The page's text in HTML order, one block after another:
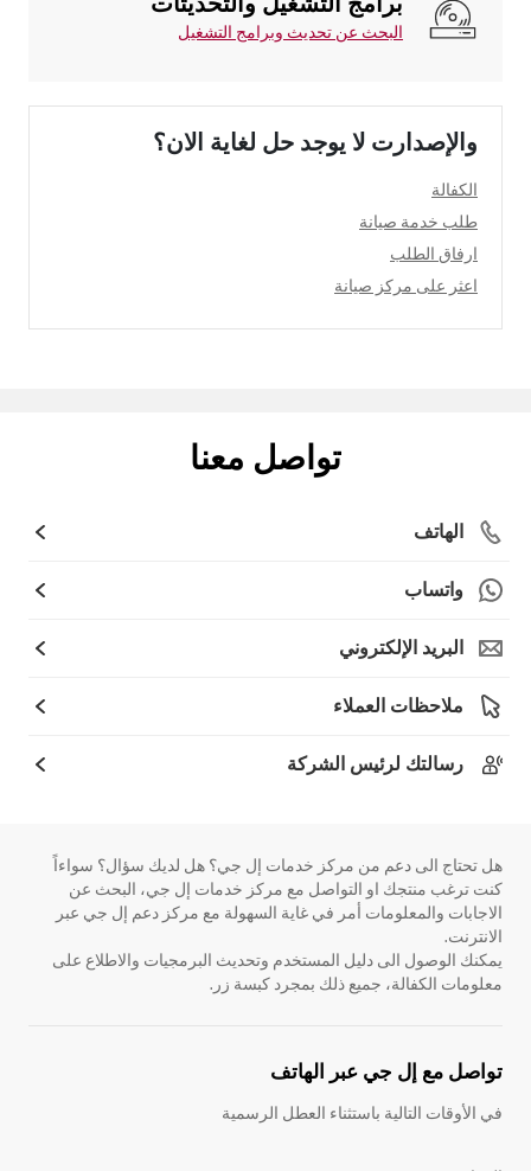
البحث عن تحديث وبرامج التشغيل
والإصدارت لا يوجد حل لغاية الان؟
الكفالة
طلب خدمة صيانة
ارفاق الطلب
اعثر على مركز صيانة
تواصل معنا
الهاتف
واتساب
البريد الإلكتروني
ملاحظات العملاء
رسالتك لرئيس الشركة
هل تحتاج الى دعم من مركز خدمات إل جي؟ هل لديك سؤال؟ سواءاً
كنت ترغب منتجك او التواصل مع مركز خدمات إل جي، البحث عن
الاجابات والمعلومات أمر في غاية السهولة مع مركز دعم إل جي عبر
الانترنت.
يمكنك الوصول الى دليل المستخدم وتحديث البرمجيات والاطلاع على
معلومات الكفالة، جميع ذلك بمجرد كبسة زر.
تواصل مع إل جي عبر الهاتف
في الأوقات التالية باستثناء العطل الرسمية